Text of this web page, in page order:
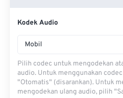
Kodek Audio
Mobil
Pilih codec untuk mengodekan
audio. Untuk menggunakan
"Otomatis" (disarankan). Untuk
mengodekan ulang audio, pilih